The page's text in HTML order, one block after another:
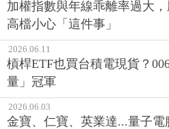
加權指數與年線乖離率過大
高檔小心「這件事」
2026.06.11
槓桿ETF也買台積電現貨？
量」冠軍
2026.06.03
金寶、仁寶、英業達...量子